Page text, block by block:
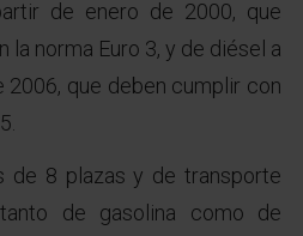
de enero de 2000, que
la norma Euro 3, y de diésel a
2006, que deben cumplir con
de 8 plazas y de transporte
de gasolina como de